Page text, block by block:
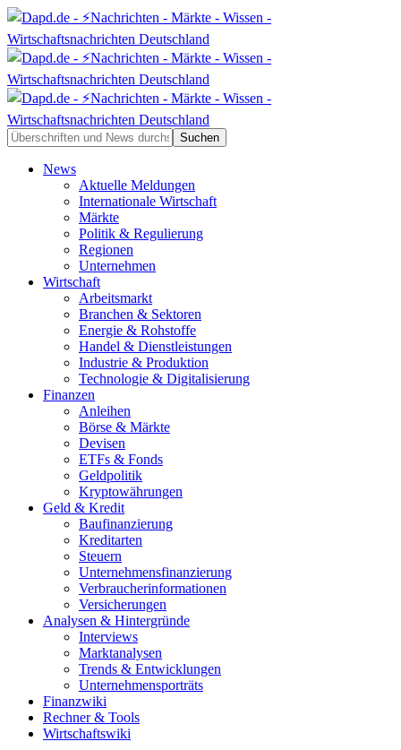
News
Aktuelle Meldungen
Internationale Wirtschaft
Märkte
Politik & Regulierung
Regionen
Unternehmen
Wirtschaft
Arbeitsmarkt
Branchen & Sektoren
Energie & Rohstoffe
Handel & Dienstleistungen
Industrie & Produktion
Technologie & Digitalisierung
Finanzen
Anleihen
Börse & Märkte
Devisen
ETFs & Fonds
Geldpolitik
Kryptowährungen
Geld & Kredit
Baufinanzierung
Kreditarten
Steuern
Unternehmensfinanzierung
Verbraucherinformationen
Versicherungen
Analysen & Hintergründe
Interviews
Marktanalysen
Trends & Entwicklungen
Unternehmensporträts
Finanzwiki
Rechner & Tools
Wirtschaftswiki